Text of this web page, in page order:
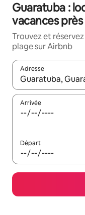
Guaratuba :
vacances
Trouvez et
plage sur Airbnb
Adresse
Lorsque les
Arrivée
Départ